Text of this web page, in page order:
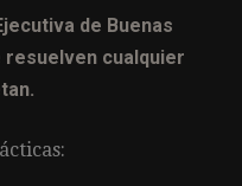
de Buenas
resuelven cualquier